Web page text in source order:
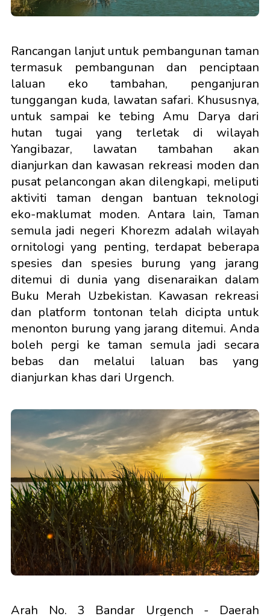
Rancangan lanjut untuk pembangunan taman
termasuk pembangunan dan penciptaan
laluan eko tambahan, penganjuran
tunggangan kuda, lawatan safari. Khususnya,
untuk sampai ke tebing Amu Darya dari
hutan tugai yang terletak di wilayah
Yangibazar, lawatan tambahan akan
dianjurkan dan kawasan rekreasi moden dan
pusat pelancongan akan dilengkapi, meliputi
aktiviti taman dengan bantuan teknologi
eko-maklumat moden. Antara lain, Taman
semula jadi negeri Khorezm adalah wilayah
ornitologi yang penting, terdapat beberapa
spesies dan spesies burung yang jarang
ditemui di dunia yang disenaraikan dalam
Buku Merah Uzbekistan. Kawasan rekreasi
dan platform tontonan telah dicipta untuk
menonton burung yang jarang ditemui. Anda
boleh pergi ke taman semula jadi secara
bebas dan melalui laluan bas yang
dianjurkan khas dari Urgench.
Arah No. 3 Bandar Urgench - Daerah